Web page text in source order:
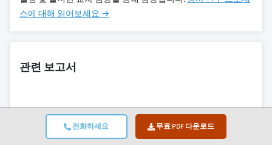
전화하세요 무료 PDF 다운로드
스에 대해 읽어보세요 →
관련 보고서
연소 후 용제 시장
유럽 이산화탄소 포집 및 저장 시장